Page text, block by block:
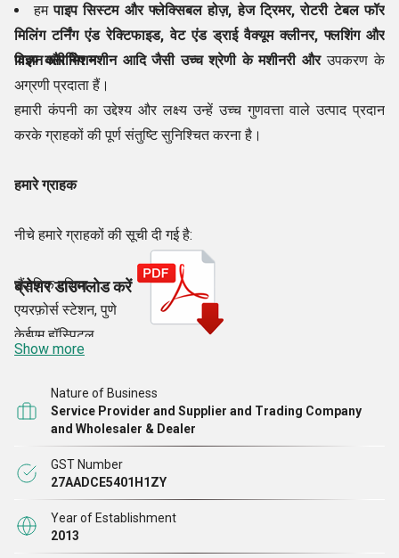
हमपाइप सिस्टम और फ्लेक्सिबल होज़, हेज ट्रिमर, रोटरी टेबल फॉर
मिलिंग टर्निंग एंड रेक्टिफाइड, वेट एंड ड्राई वैक्यूम क्लीनर, फ्लशिंग और
पाइप क्लीनिंग मशीन आदि जैसी उच्च श्रेणी के मशीनरी औरउपकरण के
अग्रणी प्रदाता हैं।
विज़न और मिशन
हमारी कंपनी का उद्देश्य और लक्ष्य उन्हें उच्च गुणवत्ता वाले उत्पाद प्रदान
करके ग्राहकों की पूर्ण संतुष्टि सुनिश्चित करना है।
हमारे ग्राहक
नीचे हमारे ग्राहकों की सूची दी गई है:
सैंडविक एशिया
एयरफ़ोर्स स्टेशन, पुणे
केईएम हॉस्पिटल
वीआरडीई अहमदनगर
डेला एडवेंचर
झेंगीर हॉस्पिटल
पॉलीबॉन्ड
रॉयल सर्विसेस
पर्फ़ेक्ट इंजीनियरिंग
राजु प्लास्टिक
वोल्टास इंडिया प्राइवेट लिमिटेड
ब्रोशर डाउनलोड करें
Show more
Nature of Business
Service Provider and Supplier and Trading Company
and Wholesaler & Dealer
GST Number
27AADCE5401H1ZY
Year of Establishment
2013